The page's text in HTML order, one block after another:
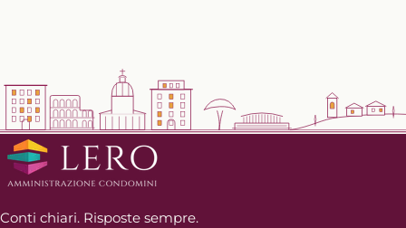
Conti chiari. Risposte sempre.